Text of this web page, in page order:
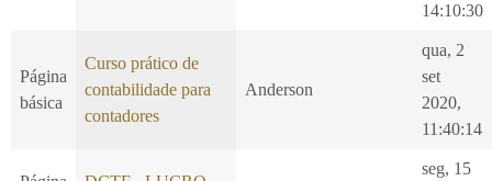
14:10:30
Página
básica
Curso prático de
contabilidade para
contadores
Anderson
qua, 2
set
2020,
11:40:14
seg, 15